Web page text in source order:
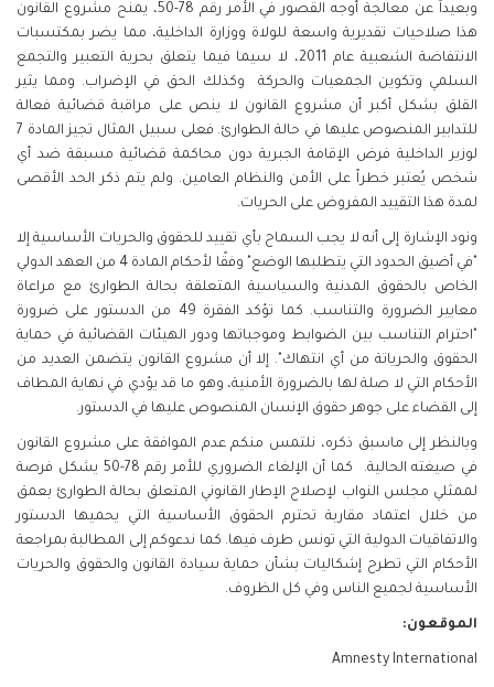
وبعيداً عن معالجة أوجه القصور في الأمر رقم 78-50، يمنح مشروع القانون
هذا صلاحيات تقديرية واسعة للولاة ووزارة الداخلية، مما يضر بمكتسبات
الانتفاضة الشعبية عام 2011، لا سيما فيما يتعلق بحرية التعبير والتجمع
السلمي وتكوين الجمعيات والحركة وكذلك الحق في الإضراب. ومما يثير
القلق بشكل أكبر أن مشروع القانون لا ينص على مراقبة قضائية فعالة
للتدابير المنصوص عليها في حالة الطوارئ. فعلى سبيل المثال تجيز المادة 7
لوزير الداخلية فرض الإقامة الجبرية دون محاكمة قضائية مسبقة ضد أي
شخص يُعتبر خطراً على الأمن والنظام العامين. ولم يتم ذكر الحد الأقصى
لمدة هذا التقييد المفروض على الحريات.
ونود الإشارة إلى أنه لا يجب السماح بأي تقييد للحقوق والحريات الأساسية إلا
"في أضيق الحدود التي يتطلبها الوضع" وفقًا لأحكام المادة 4 من العهد الدولي
الخاص بالحقوق المدنية والسياسية المتعلقة بحالة الطوارئ مع مراعاة
معايير الضرورة والتناسب. كما تؤكد الفقرة 49 من الدستور على ضرورة
"احترام التناسب بين الضوابط وموجباتها ودور الهيئات القضائية في حماية
الحقوق والحرياتة من أي انتهاك". إلا أن مشروع القانون يتضمن العديد من
الأحكام التي لا صلة لها بالضرورة الأمنية، وهو ما قد يؤدي في نهاية المطاف
إلى القضاء على جوهر حقوق الإنسان المنصوص عليها في الدستور.
وبالنظر إلى ماسبق ذكره، نلتمس منكم عدم الموافقة على مشروع القانون
في صيغته الحالية. كما أن الإلغاء الضروري للأمر رقم 78-50 يشكل فرصة
لممثلي مجلس النواب لإصلاح الإطار القانوني المتعلق بحالة الطوارئ بعمق
من خلال اعتماد مقاربة تحترم الحقوق الأساسية التي يحميها الدستور
والاتفاقيات الدولية التي تونس طرف فيها. كما ندعوكم إلى المطالبة بمراجعة
الأحكام التي تطرح إشكاليات بشأن حماية سيادة القانون والحقوق والحريات
الأساسية لجميع الناس وفي كل الظروف.
الموقعون:
Amnesty International